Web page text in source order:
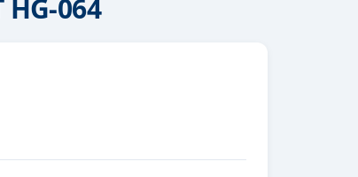
HG-064